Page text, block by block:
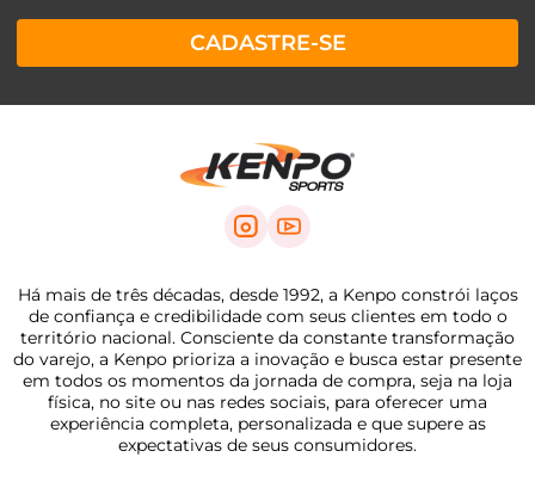
CADASTRE-SE
Há mais de três décadas, desde 1992, a Kenpo constrói laços
de confiança e credibilidade com seus clientes em todo o
território nacional. Consciente da constante transformação
do varejo, a Kenpo prioriza a inovação e busca estar presente
em todos os momentos da jornada de compra, seja na loja
física, no site ou nas redes sociais, para oferecer uma
experiência completa, personalizada e que supere as
expectativas de seus consumidores.